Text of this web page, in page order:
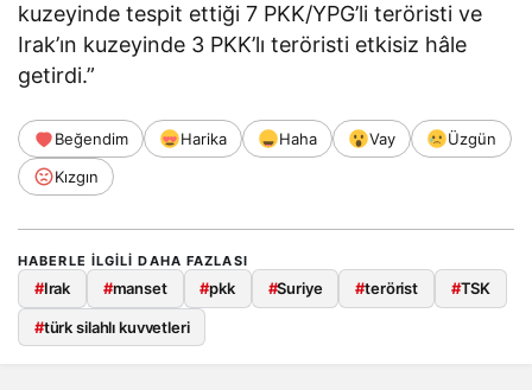
kuzeyinde tespit ettiği 7 PKK/YPG’li teröristi ve
Irak’ın kuzeyinde 3 PKK’lı teröristi etkisiz hâle
getirdi.”
Beğendim Harika Haha Vay
Üzgün
Kızgın
HABERLE ILGILI DAHA FAZLASI
#Irak #manset #pkk #Suriye #terörist #TSK
#türk silahlı kuvvetleri